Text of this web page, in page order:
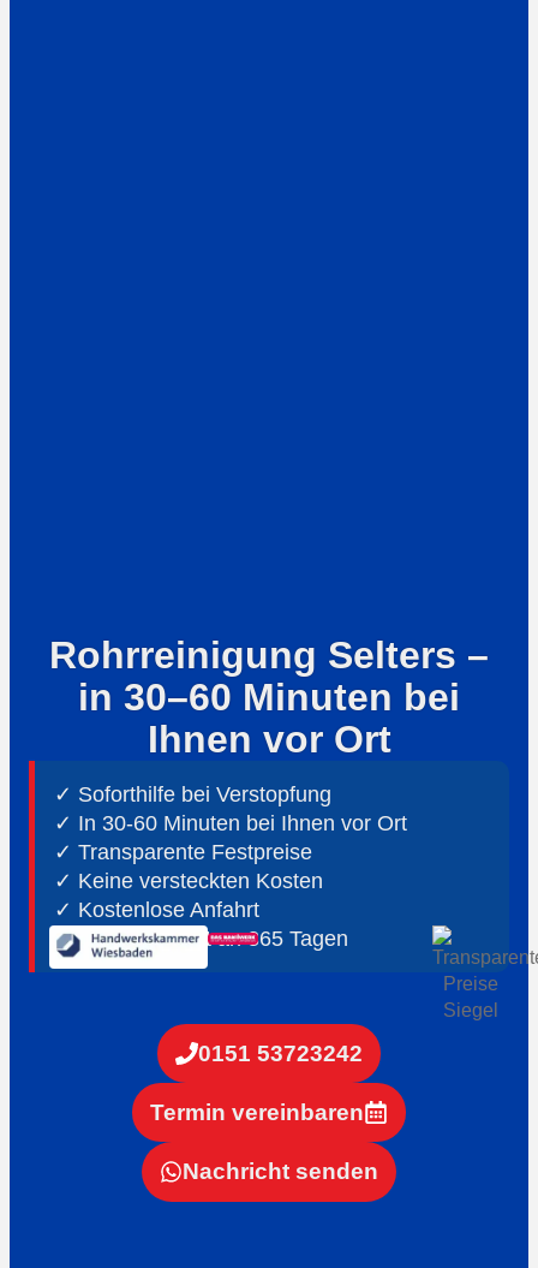
Rohrreinigung Selters –
in 30–60 Minuten bei
Ihnen vor Ort
✓ Soforthilfe bei Verstopfung
✓ In 30-60 Minuten bei Ihnen vor Ort
✓ ⁠Transparente Festpreise
✓ Keine versteckten Kosten
✓ Kostenlose Anfahrt
✓ ⁠24h Notdienst an 365 Tagen
0151 53723242
Termin vereinbaren
Nachricht senden